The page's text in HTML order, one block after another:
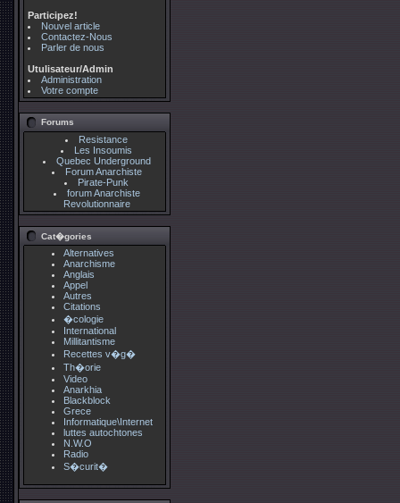
Participez!
Nouvel article
Contactez-Nous
Parler de nous
Utulisateur/Admin
Administration
Votre compte
Forums
Resistance
Les Insoumis
Quebec Underground
Forum Anarchiste
Pirate-Punk
forum Anarchiste
Revolutionnaire
Cat�gories
Alternatives
Anarchisme
Anglais
Appel
Autres
Citations
�cologie
International
Millitantisme
Recettes v�g�
Th�orie
Video
Anarkhia
Blackblock
Grece
Informatique\Internet
luttes autochtones
N.W.O
Radio
S�curit�